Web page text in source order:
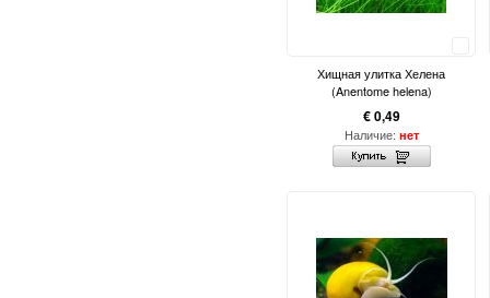
Хищная улитка Хелена
(Anentome helena)
€ 0,49
Наличие: нет